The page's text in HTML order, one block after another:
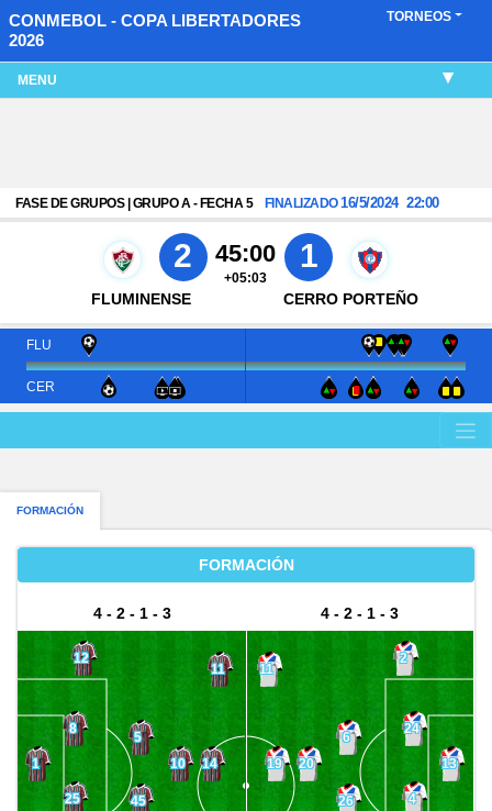
CONMEBOL - COPA LIBERTADORES
2026
TORNEOS
MENU
FASE DE GRUPOS | GRUPO A - FECHA 5 FINALIZADO16/5/2024 22:00
FLUMINENSE
2 45:00
+05:03
1
CERRO PORTEÑO
FLU
CER
FORMACIÓN
FORMACIÓN
4 - 2 - 1 - 3
1
12
8
25
5
45
10
11
14
4 - 2 - 1 - 3
13
2
24
4
6
26
20
11
19